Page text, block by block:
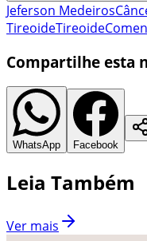
Jeferson Medeiros
TireoideTireoide
Compartilhe esta
WhatsApp Facebook
Leia Também
Ver mais